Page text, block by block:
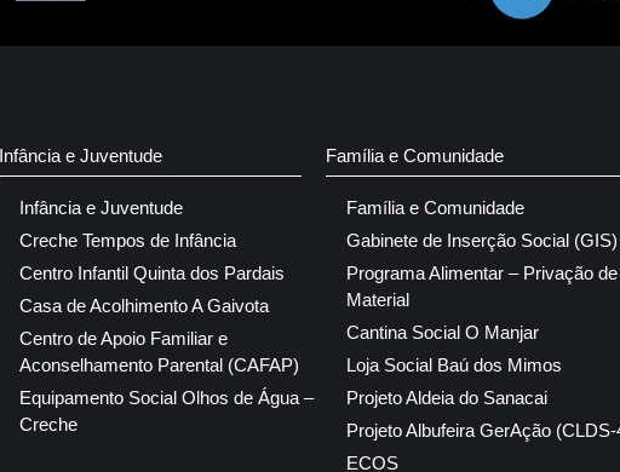
Infância e Juventude
Infância e Juventude
Creche Tempos de Infância
Centro Infantil Quinta dos Pardais
Casa de Acolhimento A Gaivota
Centro de Apoio Familiar e
Aconselhamento Parental (CAFAP)
Equipamento Social Olhos de Água –
Creche
Família e Comunidade
Família e Comunidade
Gabinete de Inserção Social (GIS)
Programa Alimentar – Privação de
Material
Cantina Social O Manjar
Loja Social Baú dos Mimos
Projeto Aldeia do Sanacai
Projeto Albufeira GerAção (CLDS-
ECOS